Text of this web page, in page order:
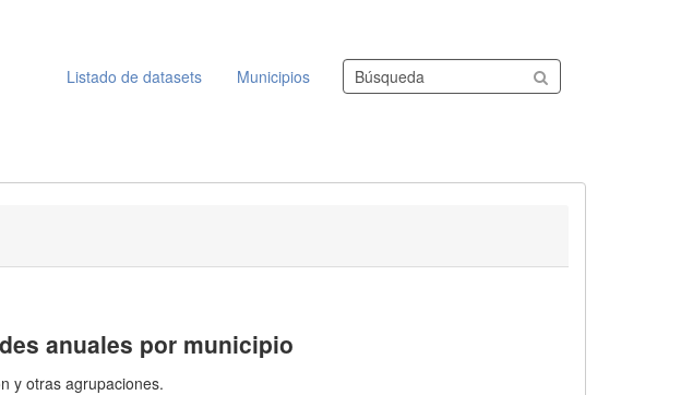
Listado de datasets
Municipios Buscar conjuntos de datos
anuales por municipio
y otras agrupaciones.